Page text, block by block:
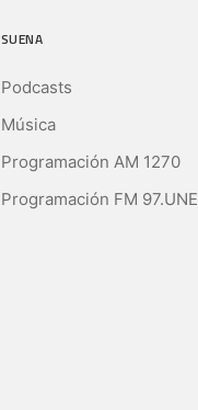
SUENA
Podcasts
Música
Programación AM 1270
Programación FM 97.UNE